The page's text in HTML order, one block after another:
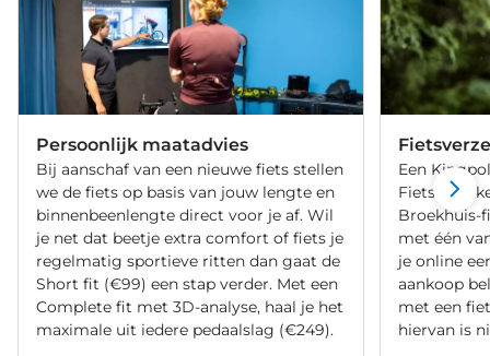
Persoonlijk maatadvies
Bij aanschaf van een nieuwe fiets stellen
we de fiets op basis van jouw lengte en
binnenbeenlengte direct voor je af. Wil
je net dat beetje extra comfort of fiets je
regelmatig sportieve ritten dan gaat de
Short fit (€99) een stap verder. Met een
Complete fit met 3D-analyse, haal je het
maximale uit iedere pedaalslag (€249).
Een
Broekhuis-
met één
je online
aankoop
met een
hiervan is